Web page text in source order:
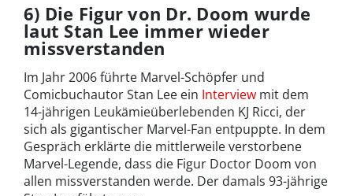
6) Die Figur von Dr. Doom wurde
laut Stan Lee immer wieder
missverstanden
Im Jahr 2006 führte Marvel-Schöpfer und
Comicbuchautor Stan Lee ein Interview mit dem
14-jährigen Leukämieüberlebenden KJ Ricci, der
sich als gigantischer Marvel-Fan entpuppte. In dem
Gespräch erklärte die mittlerweile verstorbene
Marvel-Legende, dass die Figur Doctor Doom von
allen missverstanden werde. Der damals 93-jährige